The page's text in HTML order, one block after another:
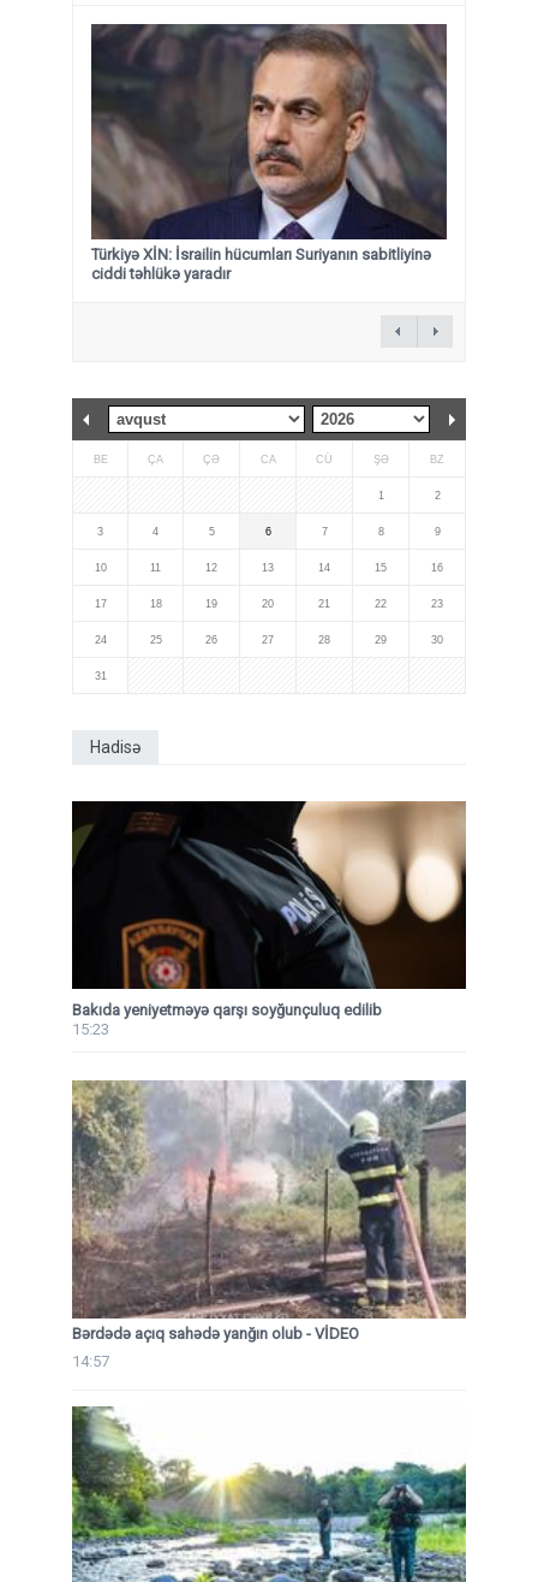
Türkiyə XİN: İsrailin hücumları Suriyanın sabitliyinə
ciddi təhlükə yaradır
BE ÇA ÇƏ CA CÜ ŞƏ BZ
1 2
3 4 5 6 7 8 9
10 11 12 13 14 15 16
17 18 19 20 21 22 23
24 25 26 27 28 29 30
31
Hadisə
Bakıda yeniyetməyə qarşı soyğunçuluq edilib
15:23
Bərdədə açıq sahədə yanğın olub - VİDEO
14:57